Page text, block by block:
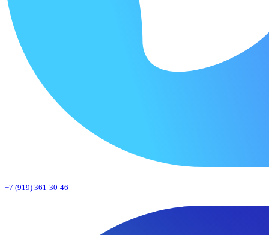
+7 (919) 361-30-46